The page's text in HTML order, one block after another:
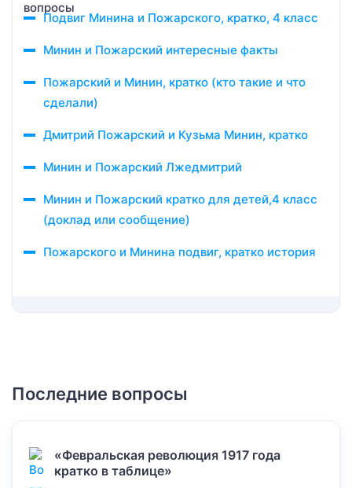
Подвиг Минина и Пожарского, кратко, 4 класс
Минин и Пожарский интересные факты
Пожарский и Минин, кратко (кто такие и что
сделали)
Дмитрий Пожарский и Кузьма Минин, кратко
Минин и Пожарский Лжедмитрий
Минин и Пожарский кратко для детей,4 класс
(доклад или сообщение)
Пожарского и Минина подвиг, кратко история
Последние вопросы
«Февральская революция 1917 года
кратко в таблице»